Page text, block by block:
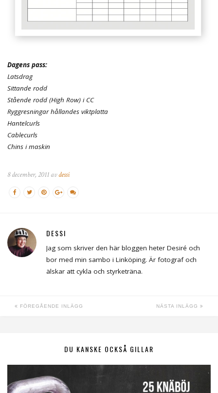
Dagens pass:
Latsdrag
Sittande rodd
Stående rodd (High Row) i CC
Ryggresningar hållandes viktplatta
Hantelcurls
Cablecurls
Chins i maskin
8 december, 2011 avdessi
DESSI
Jag som skriver den här bloggen heter Desiré och
bor med min sambo i Linköping. Är fotograf och
älskar att cykla och styrketräna.
FÖREGÅENDE INLÄGG NÄSTA INLÄGG
DU KANSKE OCKSÅ GILLAR